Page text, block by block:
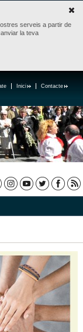
serveis a partir de
la teva
Contacte
Inici